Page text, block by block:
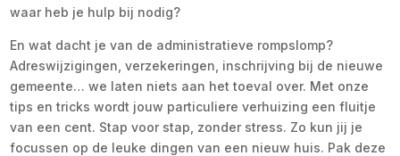
waar heb je hulp bij nodig?
En wat dacht je van de administratieve rompslomp?
Adreswijzigingen, verzekeringen, inschrijving bij de nieuwe
gemeente… we laten niets aan het toeval over. Met onze
tips en tricks wordt jouw particuliere verhuizing een fluitje
van een cent. Stap voor stap, zonder stress. Zo kun jij je
focussen op de leuke dingen van een nieuw huis. Pak deze